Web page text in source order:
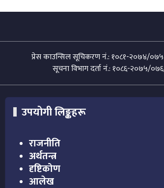
प्रेस काउन्सिल सूचिकरण नं.: १०८१-२०७४/०७५
सूचना विभाग दर्ता नं.: १०८६-२०७५/०७६
उपयोगी लिङ्कहरू
राजनीति
अर्थतन्त्र
दृष्टिकोण
आलेख